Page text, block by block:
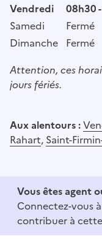
Vendredi
08h30
Samedi
Fermé
Dimanche Fermé
Attention, ces
jours fériés.
Aux alentours :
Rahart, Saint-
Vous êtes agent
Connectez-vous à
contribuer à